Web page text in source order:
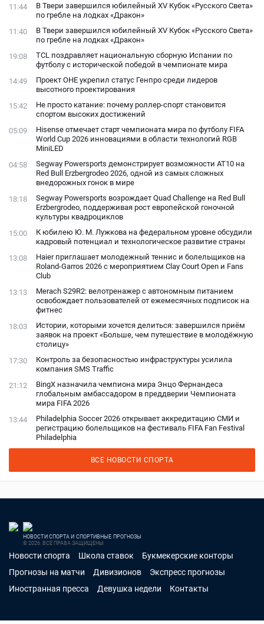
фанатами
бизнеса
11:44
В Твери завершился юбилейный XV Кубок «Русского Света»
по гребле на лодках «Дракон»
11:40
В Твери завершился юбилейный XV Кубок «Русского Света»
по гребле на лодках «Дракон»
19:08
TCL поздравляет национальную сборную Испании по
футболу с исторической победой в чемпионате мира
14:49
Проект ОНЕ укрепил статус Генпро среди лидеров
высотного проектирования
15:42
Не просто катание: почему роллер-спорт становится
спортом высоких достижений
05:09
Hisense отмечает старт чемпионата мира по футболу FIFA
World Cup 2026 инновациями в области технологий RGB
MiniLED
04:58
Segway Powersports демонстрирует возможности AT10 на
Red Bull Erzbergrodeo 2026, одной из самых сложных
внедорожных гонок в мире
18:18
Segway Powersports возрождает Quad Challenge на Red Bull
Erzbergrodeo, поддерживая рост европейской гоночной
культуры квадроциклов
15:00
К юбилею Ю. М. Лужкова на федеральном уровне обсудили
кадровый потенциал и технологическое развитие страны
13:08
Haier приглашает молодежный теннис и болельщиков на
Roland-Garros 2026 с мероприятием Clay Court Open и Fans
Club
13:13
Merach S29R2: велотренажер с автономным питанием
освобождает пользователей от ежемесячных подписок на
фитнес
18:03
Истории, которыми хочется делиться: завершился приём
заявок на проект «Больше, чем путешествие в молодёжную
столицу»
17:30
Контроль за безопасностью инфраструктуры усилила
компания SMS Traffic
21:12
BingX назначила чемпиона мира Энцо Фернандеса
глобальным амбассадором в преддверии Чемпионата
мира FIFA 2026
13:44
Philadelphia Soccer 2026 открывает аккредитацию СМИ и
регистрацию болельщиков на фестиваль FIFA Fan Festival
Philadelphia
ВСЕ НОВОСТИ СПОРТА
НОВОСТИ СПОРТА И СПОРТИВНЫЕ ПРОГНОЗЫ
© 2026. ВСЕ ПРАВА ЗАЩИЩЕНЫ
Новости спорта Школа ставок
Букмекерские конторы
Прогнозы на матчи
Дивизионов
Экспресс прогнозы
Иностранная пресса
Девушка недели Контакты